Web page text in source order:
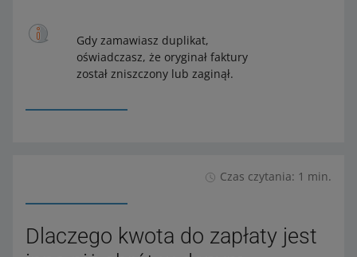
Gdy zamawiasz duplikat,
oświadczasz, że oryginał faktury
został zniszczony lub zaginął.
Czas czytania: 1 min.
Dlaczego kwota do zapłaty jest